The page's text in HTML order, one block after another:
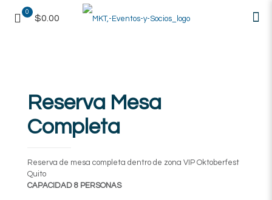
0
$0.00
Reserva Mesa
Completa
Reserva de mesa completa dentro de zona VIP Oktoberfest
Quito
CAPACIDAD 8 PERSONAS